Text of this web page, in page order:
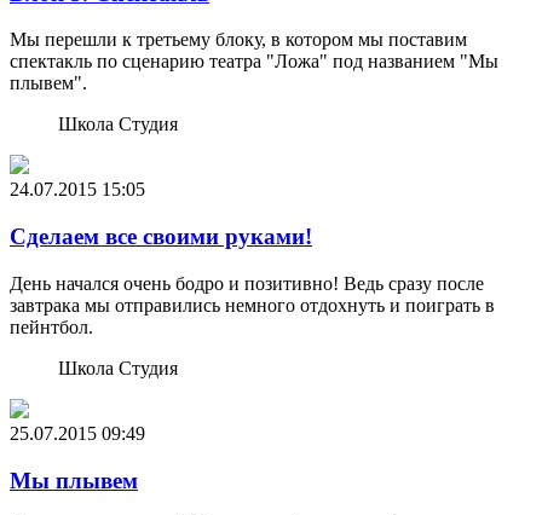
Мы перешли к третьему блоку, в котором мы поставим
спектакль по сценарию театра "Ложа" под названием "Мы
плывем".
Школа Студия
24.07.2015 15:05
Сделаем все своими руками!
День начался очень бодро и позитивно! Ведь сразу после
завтрака мы отправились немного отдохнуть и поиграть в
пейнтбол.
Школа Студия
25.07.2015 09:49
Мы плывем